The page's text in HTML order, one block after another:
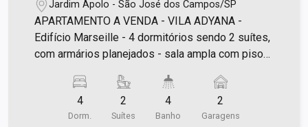
Jardim Apolo - São José dos Campos/SP
APARTAMENTO A VENDA - VILA ADYANA -
Edifício Marseille - 4 dormitórios sendo 2 suítes,
com armários planejados - sala ampla com piso
armários planejados - lavabo - banheiro social -
área de serviço amplo - dependência de
empregada com banheiro e dormitório (pode ser
4
Dorm.
2
Suítes
4
Banho
2
Garagens